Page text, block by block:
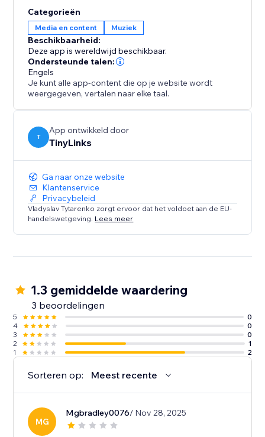
Categorieën
Media en content Muziek
Beschikbaarheid:
Deze app is wereldwijd beschikbaar.
Ondersteunde talen:
Engels
Je kunt alle app-content die op je website wordt
weergegeven, vertalen naar elke taal.
T
App ontwikkeld door
TinyLinks
Ga naar onze website
Klantenservice
Privacybeleid
Vladyslav Tytarenko zorgt ervoor dat het voldoet aan de EU-
handelswetgeving. Lees meer
1.3 gemiddelde waardering
3 beoordelingen
5
0
4
0
3
0
2
1
1
2
Sorteren op: Meest recente
MG
Mgbradley0076/ Nov 28, 2025